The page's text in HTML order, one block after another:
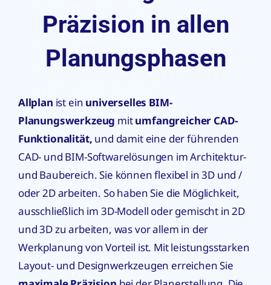
Präzision in allen
Planungsphasen
Allplan ist ein universelles BIM-
Planungswerkzeug mitumfangreicher CAD-
Funktionalität, und damit eine der führenden
CAD- und BIM-Softwarelösungen im Architektur-
und Baubereich. Sie können flexibel in 3D und /
oder 2D arbeiten. So haben Sie die Möglichkeit,
ausschließlich im 3D-Modell oder gemischt in 2D
und 3D zu arbeiten, was vor allem in der
Werkplanung von Vorteil ist. Mit leistungsstarken
Layout- und Designwerkzeugen erreichen Sie